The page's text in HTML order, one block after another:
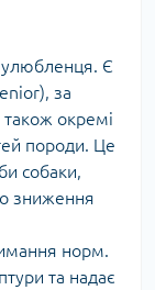
улюбленця. Є
за
окремі
породи. Це
собаки,
зниження
норм.
та надає